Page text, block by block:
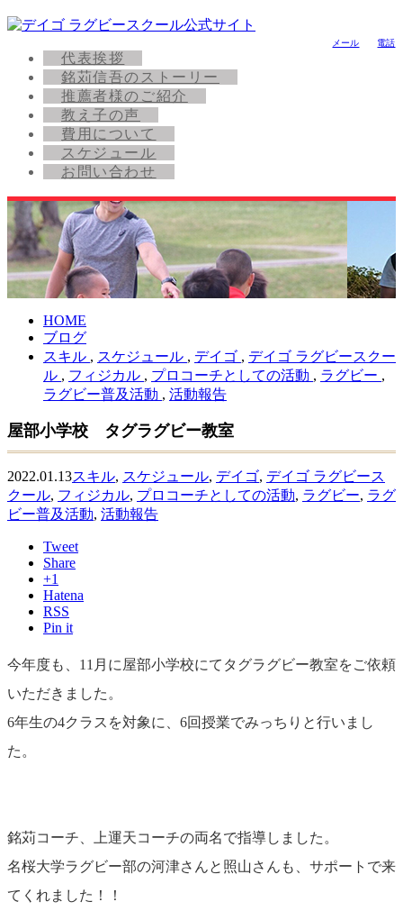
メール 電話
代表挨拶
銘苅信吾のストーリー
推薦者様のご紹介
教え子の声
費用について
スケジュール
お問い合わせ
HOME
ブログ
スキル , スケジュール , デイゴ , デイゴ ラグビースクー
ル , フィジカル , プロコーチとしての活動 , ラグビー ,
ラグビー普及活動 , 活動報告
屋部小学校 タグラグビー教室
2022.01.13スキル, スケジュール, デイゴ, デイゴ ラグビース
クール, フィジカル, プロコーチとしての活動, ラグビー, ラグ
ビー普及活動, 活動報告
Tweet
Share
+1
Hatena
RSS
Pin it
今年度も、11月に屋部小学校にてタグラグビー教室をご依頼
いただきました。
6年生の4クラスを対象に、6回授業でみっちりと行いまし
た。
銘苅コーチ、上運天コーチの両名で指導しました。
名桜大学ラグビー部の河津さんと照山さんも、サポートで来
てくれました！！